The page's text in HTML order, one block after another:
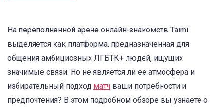
На переполненной арене онлайн-знакомств Taimi
выделяется как платформа, предназначенная для
общения амбициозных ЛГБТК+ людей, ищущих
значимые связи. Но не является ли ее атмосфера и
избирательный подход матч ваши потребности и
предпочтения? В этом подробном обзоре вы узнаете о